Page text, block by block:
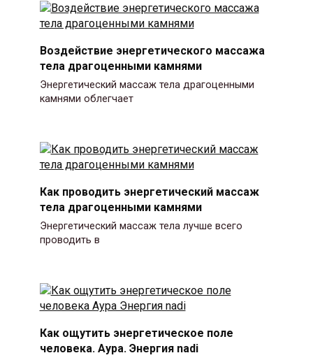
Воздействие энергетического массажа
тела драгоценными камнями
Энергетический массаж тела драгоценными
камнями облегчает
Как проводить энергетический массаж
тела драгоценными камнями
Энергетический массаж тела лучше всего
проводить в
Как ощутить энергетическое поле
человека. Аура. Энергия nadi